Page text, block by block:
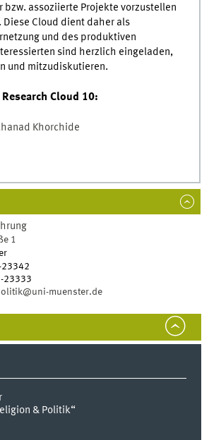
bzw. assoziierte Projekte vorzustellen
Cloud dient daher als
und des produktiven
sind herzlich eingeladen,
und mitzudiskutieren.
Cloud 10:
Khorchide
1
23333
muenster.de
& Politik“